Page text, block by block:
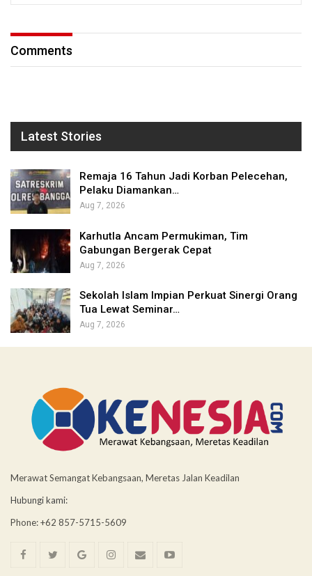
Comments
Latest Stories
Remaja 16 Tahun Jadi Korban Pelecehan,
Pelaku Diamankan…
Aug 7, 2026
Karhutla Ancam Permukiman, Tim
Gabungan Bergerak Cepat
Aug 7, 2026
Sekolah Islam Impian Perkuat Sinergi Orang
Tua Lewat Seminar…
Aug 7, 2026
Merawat Semangat Kebangsaan, Meretas Jalan Keadilan
Hubungi kami:
Phone: +62 857-5715-5609